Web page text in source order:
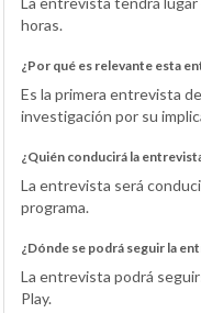
horas.
¿Por qué es relevante esta
Es la primera entrevista
investigación por su
¿Quién conducirá la
La entrevista será
programa.
¿Dónde se podrá seguir la
La entrevista podrá
Play.